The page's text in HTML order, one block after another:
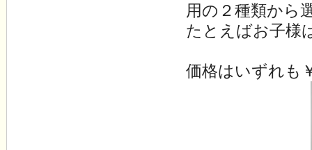
用の２種類から
たとえばお子様
価格はいずれも